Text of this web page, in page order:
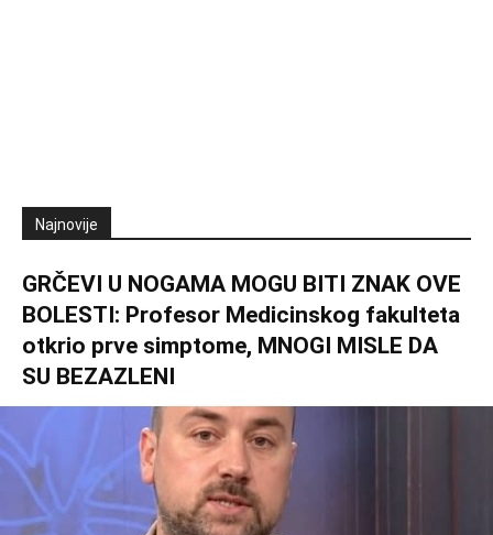
Najnovije
GRČEVI U NOGAMA MOGU BITI ZNAK OVE
BOLESTI: Profesor Medicinskog fakulteta
otkrio prve simptome, MNOGI MISLE DA
SU BEZAZLENI